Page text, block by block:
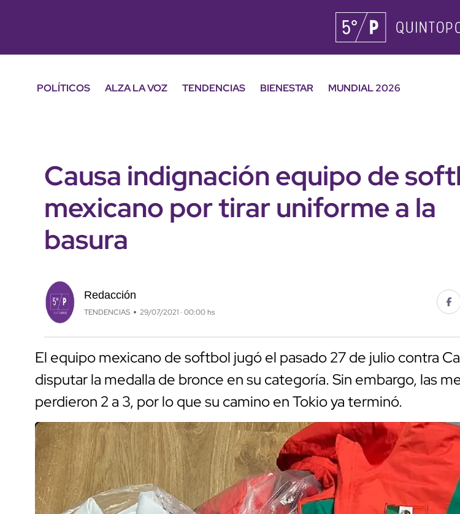
POLÍTICOS ALZA LA VOZ TENDENCIAS BIENESTAR
MUNDIAL 2026
Causa indignación equipo de
mexicano por tirar uniforme a la
basura
Redacción
TENDENCIAS 29/07/2021 · 00:00 hs
El equipo mexicano de softbol jugó el pasado 27 de julio contra
disputar la medalla de bronce en su categoría. Sin embargo, las
perdieron 2 a 3, por lo que su camino en Tokio ya terminó.